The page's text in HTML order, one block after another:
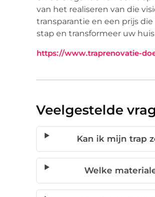
van het realiseren van die
transparantie en een prijs
stap en transformeer uw
https://www.traprenovatie-
Veelgestelde
Kan ik mijn trap
Welke